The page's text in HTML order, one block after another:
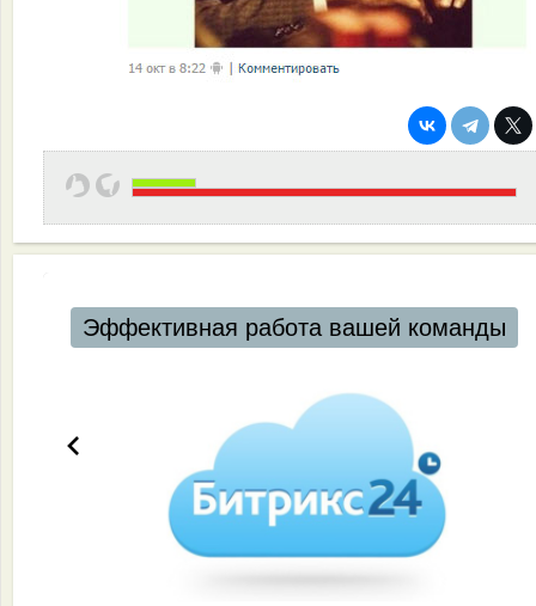
Автоматизация ресторанов и кафе